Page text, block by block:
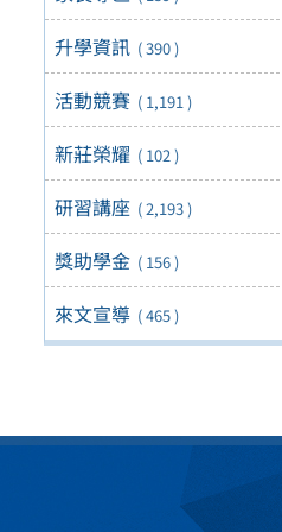
升學資訊 ( 390 )
活動競賽 ( 1,191 )
新莊榮耀 ( 102 )
研習講座 ( 2,193 )
獎助學金 ( 156 )
來文宣導 ( 465 )